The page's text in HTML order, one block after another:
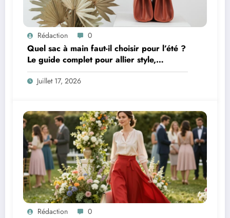
Rédaction 0
Quel sac à main faut-il choisir pour l’été ?
Le guide complet pour allier style,
praticité et confort
Juillet 17, 2026
Rédaction 0